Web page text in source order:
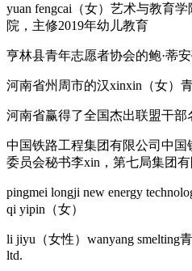
yuan fengcai（女）艺术与教育
院，主修2019年幼儿教育
亨林县青年志愿者协会的鲍·蒂
河南省州周市的汉xinxin（女）
河南省赢得了全国杰出联盟干部
中国铁路工程集团有限公司中
委员会秘书李xin，第七局集团有
pingmei longji new energy
qi yipin（女）
li jiyu（女性）wanyang smelting
ltd.